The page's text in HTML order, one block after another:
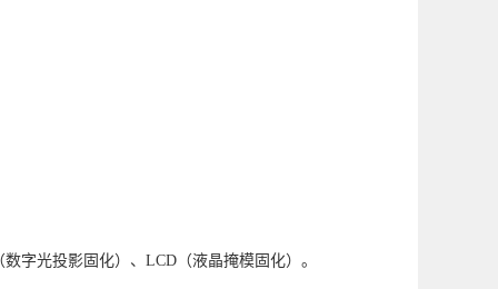
字光投影固化）、LCD（液晶掩模固化）。